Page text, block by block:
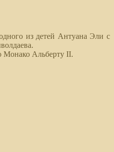
из детей Антуана Эли с
Монако Альберту II.